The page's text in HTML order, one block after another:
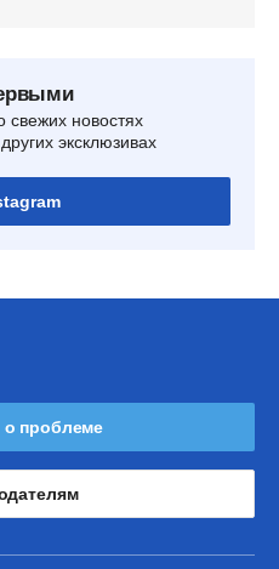
свежих новостях
эксклюзивах
проблеме